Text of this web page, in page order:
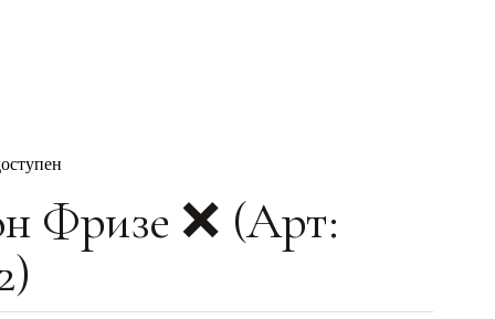
Фризе ❌️ (Арт: